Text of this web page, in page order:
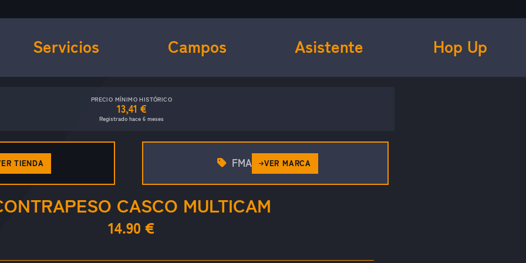
Servicios Campos Asistente Hop Up
PRECIO MÍNIMO HISTÓRICO
13,41 €
Registrado hace 6 meses
TIENDA
CASCO MULTICAM
14.90 €
FMA VER MARCA